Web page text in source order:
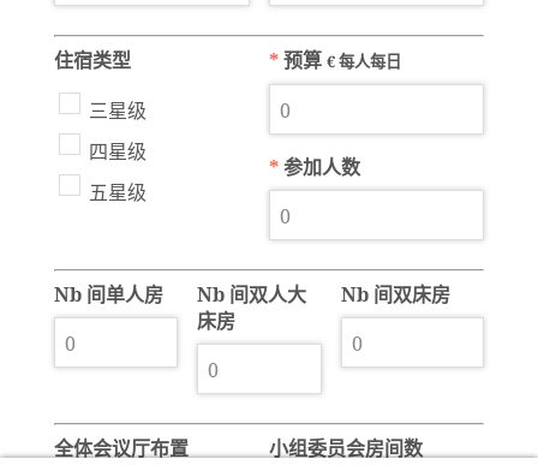
住宿类型
三星级
四星级
五星级
*预算 € 每人每日
*参加人数
Nb 间单人房
Nb 间双人大
床房
Nb 间双床房
全体会议厅布置 小组委员会房间数